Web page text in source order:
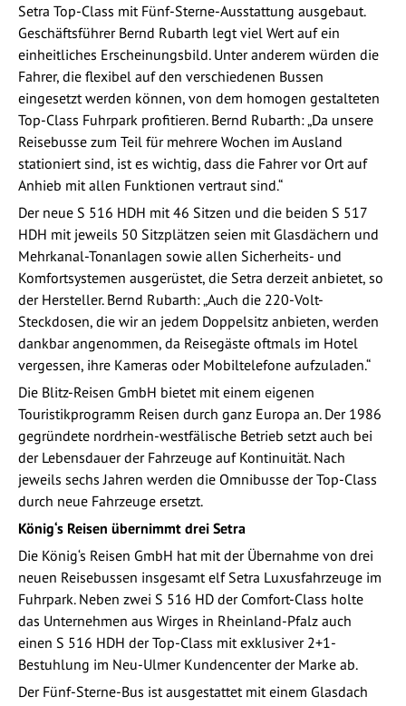
Setra Top-Class mit Fünf-Sterne-Ausstattung ausgebaut.
Geschäftsführer Bernd Rubarth legt viel Wert auf ein
einheitliches Erscheinungsbild. Unter anderem würden die
Fahrer, die flexibel auf den verschiedenen Bussen
eingesetzt werden können, von dem homogen gestalteten
Top-Class Fuhrpark profitieren. Bernd Rubarth: „Da unsere
Reisebusse zum Teil für mehrere Wochen im Ausland
stationiert sind, ist es wichtig, dass die Fahrer vor Ort auf
Anhieb mit allen Funktionen vertraut sind.“
Der neue S 516 HDH mit 46 Sitzen und die beiden S 517
HDH mit jeweils 50 Sitzplätzen seien mit Glasdächern und
Mehrkanal-Tonanlagen sowie allen Sicherheits- und
Komfortsystemen ausgerüstet, die Setra derzeit anbietet, so
der Hersteller. Bernd Rubarth: „Auch die 220-Volt-
Steckdosen, die wir an jedem Doppelsitz anbieten, werden
dankbar angenommen, da Reisegäste oftmals im Hotel
vergessen, ihre Kameras oder Mobiltelefone aufzuladen.“
Die Blitz-Reisen GmbH bietet mit einem eigenen
Touristikprogramm Reisen durch ganz Europa an. Der 1986
gegründete nordrhein-westfälische Betrieb setzt auch bei
der Lebensdauer der Fahrzeuge auf Kontinuität. Nach
jeweils sechs Jahren werden die Omnibusse der Top-Class
durch neue Fahrzeuge ersetzt.
König‘s Reisen übernimmt drei Setra
Die König‘s Reisen GmbH hat mit der Übernahme von drei
neuen Reisebussen insgesamt elf Setra Luxusfahrzeuge im
Fuhrpark. Neben zwei S 516 HD der Comfort-Class holte
das Unternehmen aus Wirges in Rheinland-Pfalz auch
einen S 516 HDH der Top-Class mit exklusiver 2+1-
Bestuhlung im Neu-Ulmer Kundencenter der Marke ab.
Der Fünf-Sterne-Bus ist ausgestattet mit einem Glasdach